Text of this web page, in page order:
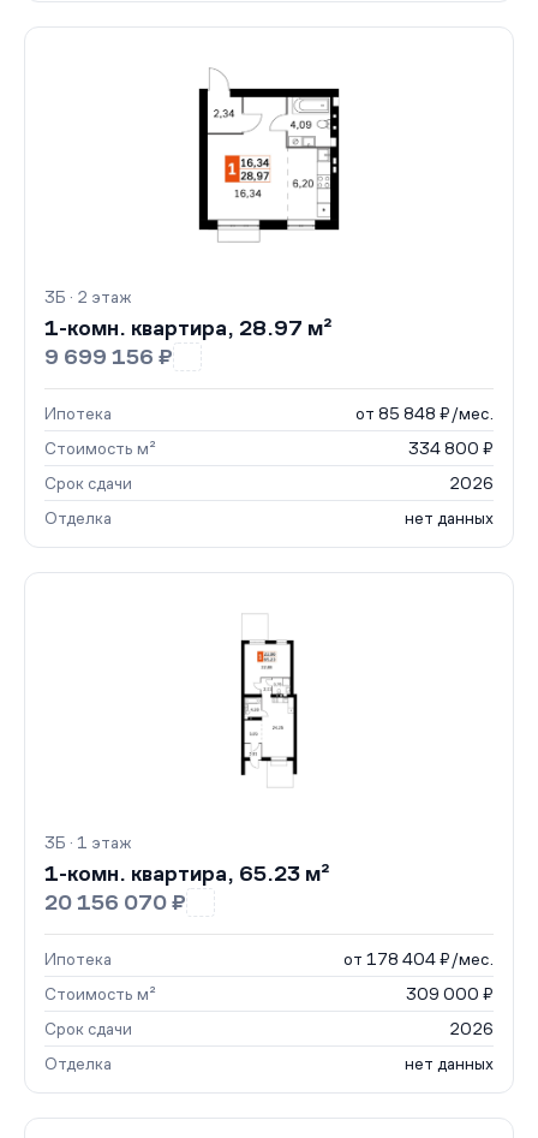
3Б · 2 этаж
1-комн. квартира, 28.97 м²
9 699 156 ₽
Ипотека
от 85 848 ₽/мес.
Стоимость м²
334 800 ₽
Срок сдачи
2026
Отделка
нет данных
3Б · 1 этаж
1-комн. квартира, 65.23 м²
20 156 070 ₽
Ипотека
от 178 404 ₽/мес.
Стоимость м²
309 000 ₽
Срок сдачи
2026
Отделка
нет данных